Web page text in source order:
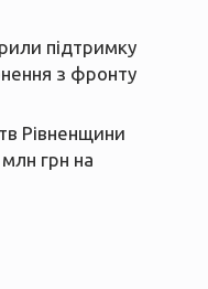
підтримку
з фронту
Рівненщини
грн на